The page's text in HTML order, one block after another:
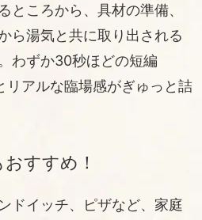
ところから、具材の準備、
ら湯気と共に取り出される
わずか30秒ほどの短編
リアルな臨場感がぎゅっと詰
すすめ！
ドイッチ、ピザなど、家庭